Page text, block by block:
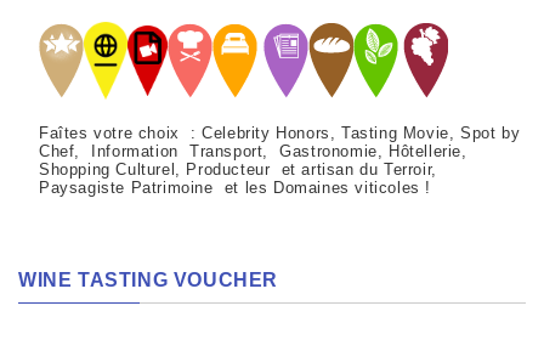
Faîtes votre choix : Celebrity Honors, Tasting Movie, Spot by
Chef, Information Transport, Gastronomie, Hôtellerie,
Shopping Culturel, Producteur et artisan du Terroir,
Paysagiste Patrimoine et les Domaines viticoles !
WINE TASTING VOUCHER